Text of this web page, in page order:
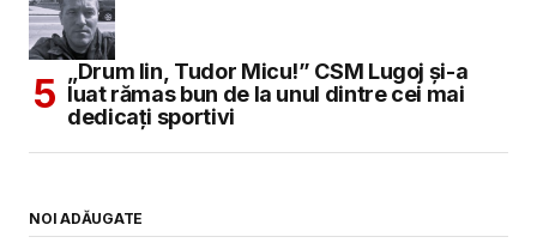
„Drum lin, Tudor Micu!” CSM Lugoj și-a
luat rămas bun de la unul dintre cei mai
dedicați sportivi
NOI ADĂUGATE